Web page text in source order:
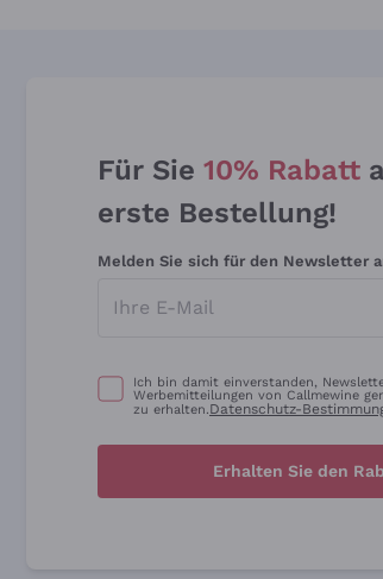
Für Sie 10% Rabatt
erste Bestellung!
Melden Sie sich für den Newsletter
Ich bin damit einverstanden,
Werbemitteilungen von Callmewine
zu erhalten.Datenschutz-
Erhalten Sie den